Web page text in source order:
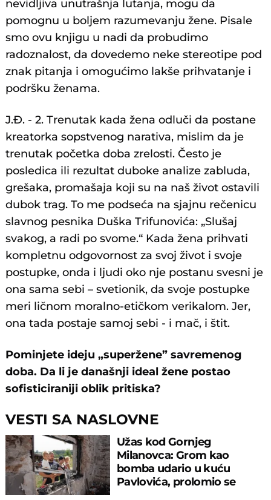
nevidljiva unutrašnja lutanja, mogu da
pomognu u boljem razumevanju žene. Pisale
smo ovu knjigu u nadi da probudimo
radoznalost, da dovedemo neke stereotipe pod
znak pitanja i omogućimo lakše prihvatanje i
podršku ženama.
J.Đ. - 2. Trenutak kada žena odluči da postane
kreatorka sopstvenog narativa, mislim da je
trenutak početka doba zrelosti. Često je
posledica ili rezultat duboke analize zabluda,
grešaka, promašaja koji su na naš život ostavili
dubok trag. To me podseća na sjajnu rečenicu
slavnog pesnika Duška Trifunovića: „Slušaj
svakog, a radi po svome.“ Kada žena prihvati
kompletnu odgovornost za svoj život i svoje
postupke, onda i ljudi oko nje postanu svesni je
ona sama sebi – svetionik, da svoje postupke
meri ličnom moralno-etičkom verikalom. Jer,
ona tada postaje samoj sebi - i mač, i štit.
Pominjete ideju „superžene” savremenog
doba. Da li je današnji ideal žene postao
sofisticiraniji oblik pritiska?
VESTI SA NASLOVNE
Užas kod Gornjeg
Milanovca: Grom kao
bomba udario u kuću
Pavlovića, prolomio se